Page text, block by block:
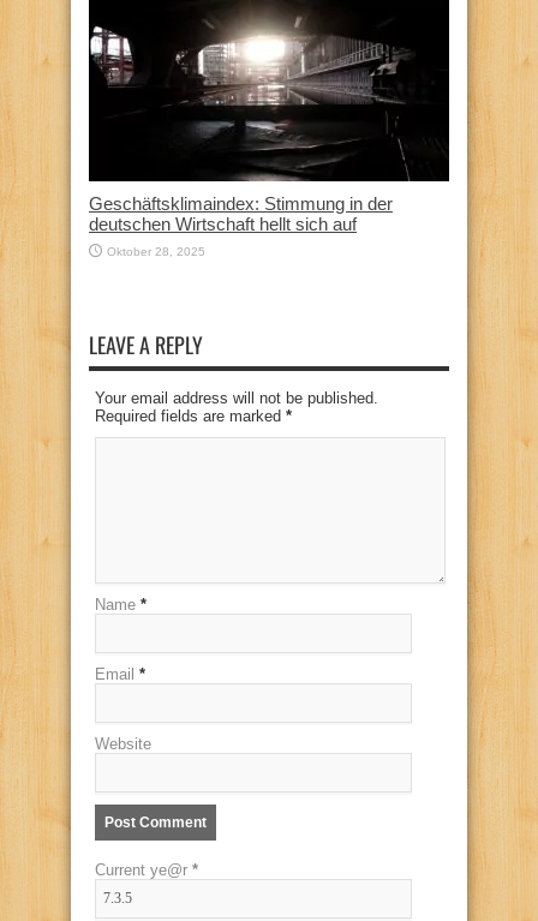
Geschäftsklimaindex: Stimmung in der
deutschen Wirtschaft hellt sich auf
Oktober 28, 2025
LEAVE A REPLY
Your email address will not be published.
Required fields are marked *
Name *
Email *
Website
Current ye@r *